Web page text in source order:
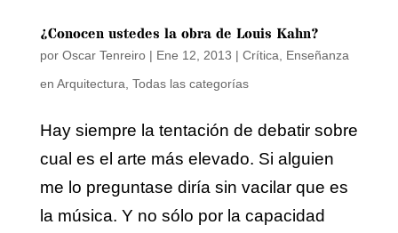
¿Conocen ustedes la obra de Louis Kahn?
por Oscar Tenreiro| Ene 12, 2013 | Crítica
Enseñanza
en Arquitectura Todas las categorías
Hay siempre la tentación de debatir sobre
cual es el arte más elevado. Si alguien
me lo preguntase diría sin vacilar que es
la música. Y no sólo por la capacidad